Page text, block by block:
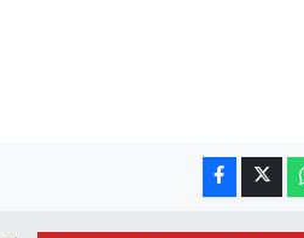
22:22 |